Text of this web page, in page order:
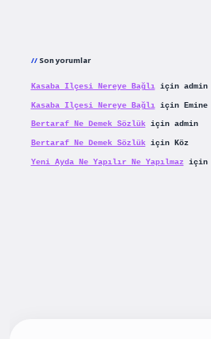
Son yorumlar
Kasaba Ilçesi Nereye Bağlıiçin admin
Kasaba Ilçesi Nereye Bağlıiçin Emine
Bertaraf Ne Demek Sözlükiçin admin
Bertaraf Ne Demek Sözlükiçin Köz
Yeni Ayda Ne Yapılır Ne Yapılmaziçin